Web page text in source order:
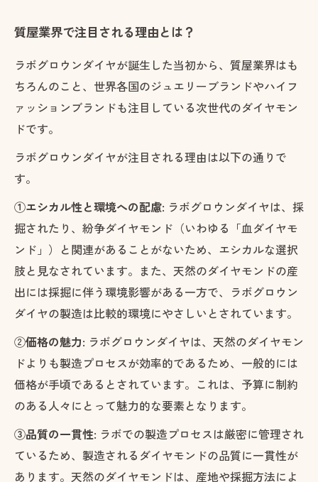
質屋業界で注目される理由とは？
ラボグロウンダイヤが誕生した当初から、質屋業界はも
ちろんのこと、世界各国のジュエリーブランドやハイフ
ァッションブランドも注目している次世代のダイヤモン
ドです。
ラボグロウンダイヤが注目される理由は以下の通りで
す。
①エシカル性と環境への配慮: ラボグロウンダイヤは、採
掘されたり、紛争ダイヤモンド（いわゆる「血ダイヤモ
ンド」）と関連があることがないため、エシカルな選択
肢と見なされています。また、天然のダイヤモンドの産
出には採掘に伴う環境影響がある一方で、ラボグロウン
ダイヤの製造は比較的環境にやさしいとされています。
②価格の魅力: ラボグロウンダイヤは、天然のダイヤモン
ドよりも製造プロセスが効率的であるため、一般的には
価格が手頃であるとされています。これは、予算に制約
のある人々にとって魅力的な要素となります。
③品質の一貫性: ラボでの製造プロセスは厳密に管理され
ているため、製造されるダイヤモンドの品質に一貫性が
あります。天然のダイヤモンドは、産地や採掘方法によ